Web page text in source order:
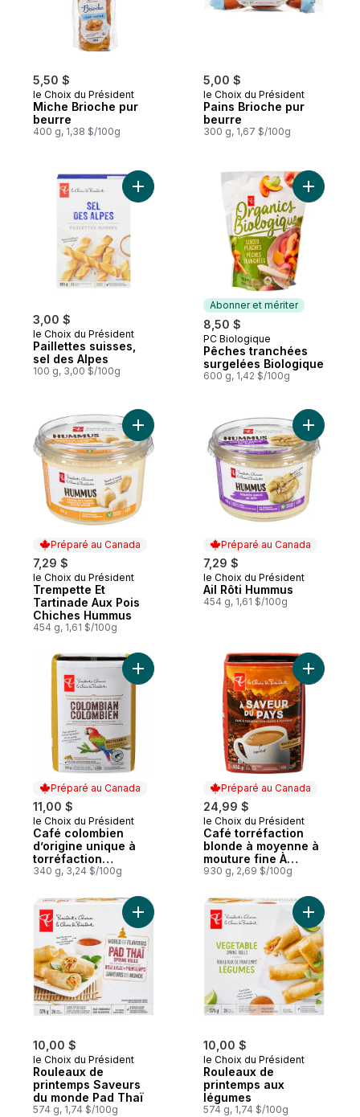
5,50 $
le Choix du Président
Miche Brioche pur
beurre
400 g, 1,38 $/100g
5,00 $
le Choix du Président
Pains Brioche pur
beurre
300 g, 1,67 $/100g
3,00 $
le Choix du Président
Paillettes suisses,
sel des Alpes
100 g, 3,00 $/100g
Ajouter Paillettes suisses, sel des Alpes
Abonner et mériter
8,50 $
Abonner et mériter
PC Biologique
Pêches tranchées
surgelées Biologique
600 g, 1,42 $/100g
Ajouter
Préparé au Canada
7,29 $
Préparé au Canada
le Choix du Président
Trempette Et
Tartinade Aux Pois
Chiches Hummus
454 g, 1,61 $/100g
Ajouter Trempette Et Tartinade Aux Pois
Préparé au Canada
7,29 $
Préparé au Canada
le Choix du Président
Ail Rôti Hummus
454 g, 1,61 $/100g
Ajouter
Préparé au Canada
11,00 $
Préparé au Canada
le Choix du Président
Café colombien
d’origine unique à
torréfaction
moyenne et à
340 g, 3,24 $/100g
Ajouter Café colombien d’origine
Préparé au Canada
24,99 $
Préparé au Canada
le Choix du Président
Café torréfaction
blonde à moyenne à
mouture fine À
saveur du pays
930 g, 2,69 $/100g
Ajouter
10,00 $
le Choix du Président
Rouleaux de
printemps Saveurs
du monde Pad Thaï
574 g, 1,74 $/100g
Ajouter Rouleaux de printemps Saveurs
10,00 $
le Choix du Président
Rouleaux de
printemps aux
légumes
574 g, 1,74 $/100g
Ajouter